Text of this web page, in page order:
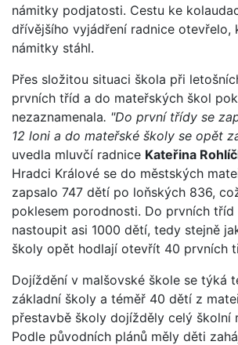
námitky podjatosti. Cestu ke
dřívějšího vyjádření radnice otevřelo,
námitky stáhl.
Přes složitou situaci škola při
prvních tříd a do mateřských škol
nezaznamenala. "Do první třídy se
12 loni a do mateřské školy se opět
uvedla mluvčí radnice Kateřina
Hradci Králové se do městských
zapsalo 747 dětí po loňských 836,
poklesem porodnosti. Do prvních tříd
nastoupit asi 1000 dětí, tedy stejně
školy opět hodlají otevřít 40 prvních
Dojíždění v malšovské škole se týká
základní školy a téměř 40 dětí z
přestavbě školy dojížděly celý školní
Podle původních plánů měly děti